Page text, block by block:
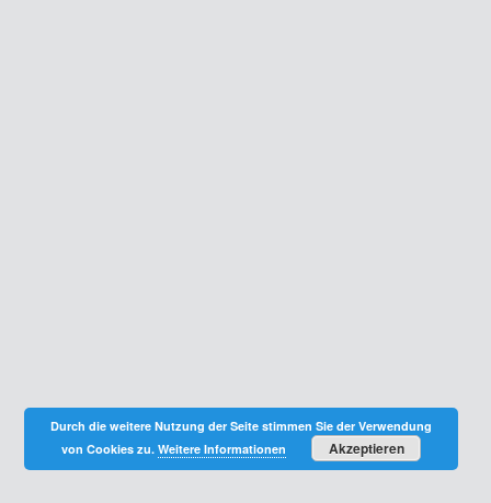
Durch die weitere Nutzung der Seite stimmen Sie der Verwendung
von Cookies zu.Weitere Informationen Akzeptieren